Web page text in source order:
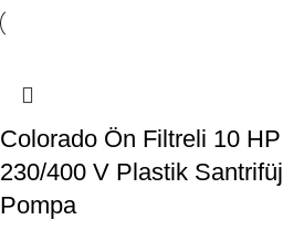
Colorado Ön Filtreli 10 HP
230/400 V Plastik Santrifüj
Pompa